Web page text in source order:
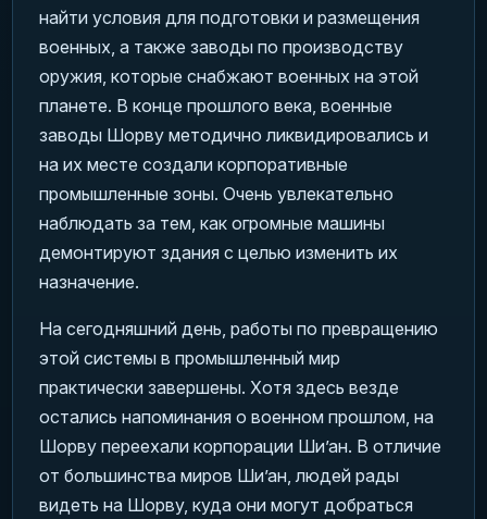
найти условия для подготовки и размещения
военных, а также заводы по производству
оружия, которые снабжают военных на этой
планете. В конце прошлого века, военные
заводы Шорву методично ликвидировались и
на их месте создали корпоративные
промышленные зоны. Очень увлекательно
наблюдать за тем, как огромные машины
демонтируют здания с целью изменить их
назначение.
На сегодняшний день, работы по превращению
этой системы в промышленный мир
практически завершены. Хотя здесь везде
остались напоминания о военном прошлом, на
Шорву переехали корпорации Ши’ан. В отличие
от большинства миров Ши’ан, людей рады
видеть на Шорву, куда они могут добраться